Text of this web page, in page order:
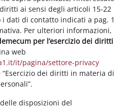
ai sensi degli articoli 15-22
i dati di contatto indicati a pag. 1
Per ulteriori informazioni,
per l’esercizio dei diritti
web
it/pagina/settore-privacy
“Esercizio dei diritti in materia di
disposizioni del